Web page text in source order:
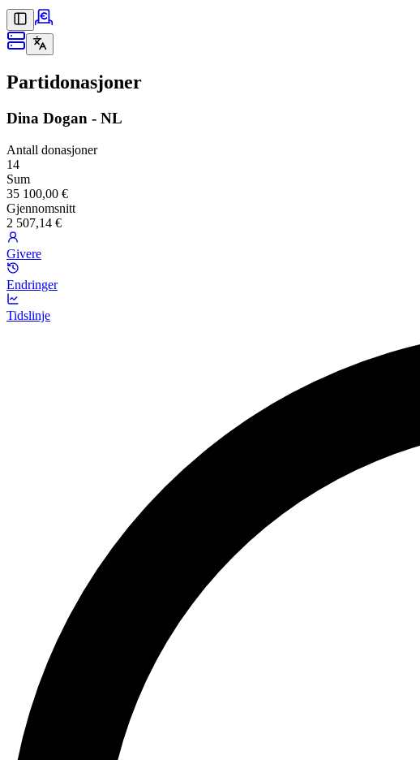
Partidonasjoner
Dina Dogan - NL
Antall donasjoner
14
Sum
35 100,00 €
Gjennomsnitt
2 507,14 €
Givere
Endringer
Tidslinje